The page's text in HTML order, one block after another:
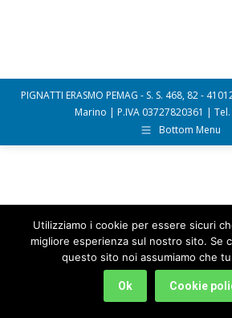
PIGNATTI ERASMO PEMAG - S. S. 468, 82 -
Marino | P.IVA 03727820361 |
Bottom Menu
Utilizziamo i cookie per essere sicuri
migliore esperienza sul nostro sito. Se
questo sito noi assumiamo che
Ok Cookie